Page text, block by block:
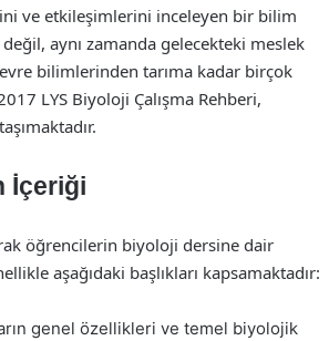
ve etkileşimlerini inceleyen bir bilim
aynı zamanda gelecekteki meslek
bilimlerinden tarıma kadar birçok
LYS Biyoloji Çalışma Rehberi,
İçeriği
öğrencilerin biyoloji dersine dair
aşağıdaki başlıkları kapsamaktadır:
genel özellikleri ve temel biyolojik